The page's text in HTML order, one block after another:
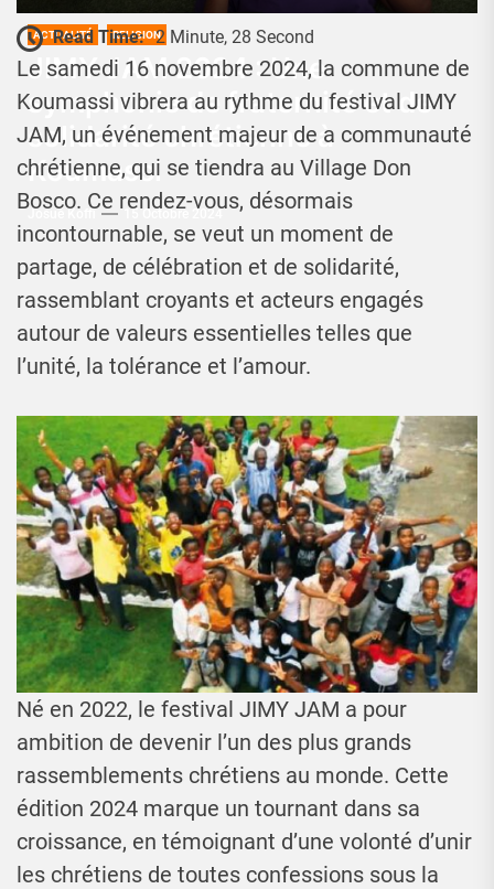
ACTUALITÉ RELIGION
JIMY JAM 2024 : Une
symphonie de fraternité et de
solidarité chrétienne à
Koumassi
Read Time: 2 Minute, 28 Second
Le samedi 16 novembre 2024, la commune de
Koumassi vibrera au rythme du festival JIMY
JAM, un événement majeur de a communauté
chrétienne, qui se tiendra au Village Don
Bosco. Ce rendez-vous, désormais
incontournable, se veut un moment de
partage, de célébration et de solidarité,
rassemblant croyants et acteurs engagés
autour de valeurs essentielles telles que
l’unité, la tolérance et l’amour.
Né en 2022, le festival JIMY JAM a pour
ambition de devenir l’un des plus grands
rassemblements chrétiens au monde. Cette
édition 2024 marque un tournant dans sa
croissance, en témoignant d’une volonté d’unir
les chrétiens de toutes confessions sous la